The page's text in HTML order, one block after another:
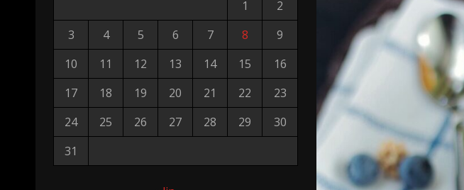
1
2
3
4 5 6 7 8
9
10
11 12 13 14 15
16
17
18 19 20 21 22
23
24
25 26 27 28 29
30
31